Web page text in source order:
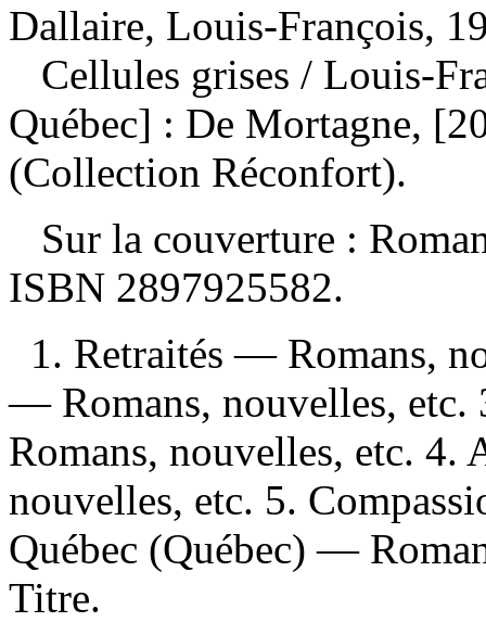
Dallaire, Louis-François,
Cellules grises / Louis-
Québec] : De Mortagne,
(Collection Réconfort).
Sur la couverture :
ISBN 2897925582.
1. Retraités — Romans,
— Romans, nouvelles,
Romans, nouvelles, etc.
nouvelles, etc. 5.
Québec (Québec) —
Titre.